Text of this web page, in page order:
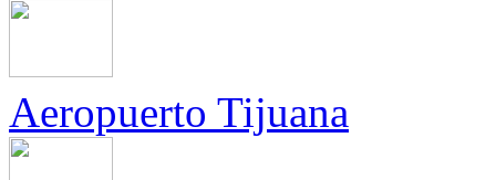
Aeropuerto Tijuana